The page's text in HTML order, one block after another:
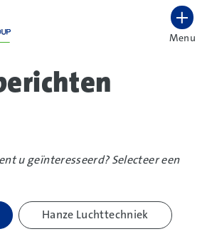
Hoog contrast wisselen
Menu
u geïnteresseerd? Selecteer een
Hanze Luchttechniek